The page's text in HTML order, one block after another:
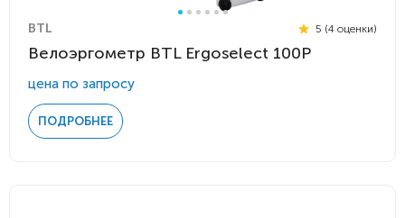
BTL 5 (4 оценки)
Велоэргометр BTL Ergoselect 100P
цена по запросу
ПОДРОБНЕЕ